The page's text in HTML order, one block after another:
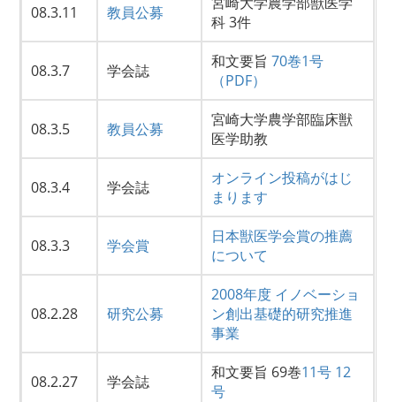
08.3.11 教員公募
科 3件
08.3.7 学会誌 和文要旨70巻1号
（PDF）
08.3.5 教員公募
宮崎大学農学部臨床獣
医学助教
08.3.4 学会誌
オンライン投稿がはじ
まります
08.3.3 学会賞
日本獣医学会賞の推薦
について
08.2.28 研究公募
2008年度 イノベーショ
ン創出基礎的研究推進
事業
08.2.27 学会誌 和文要旨 69巻11号 12
号